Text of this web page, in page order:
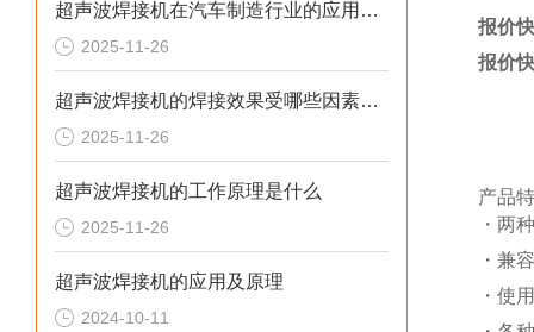
超声波焊接机在汽车制造行业的应用案例
2025-11-26
超声波焊接机的焊接效果受哪些因素影响
2025-11-26
超声波焊接机的工作原理是什么
2025-11-26
超声波焊接机的应用及原理
2024-10-11
报价
报价
产品
・两
・兼
・使